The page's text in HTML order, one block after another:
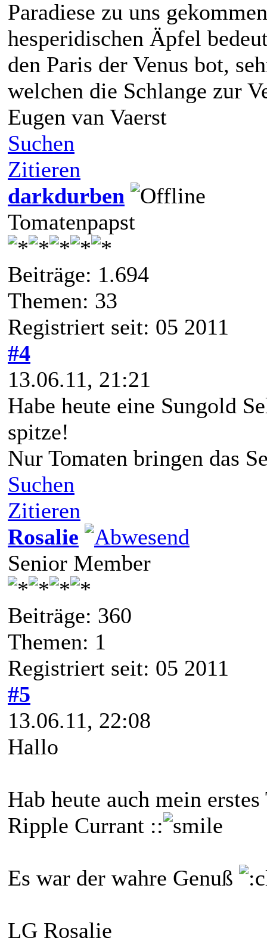
Paradiese zu uns
hesperidischen Äpfel
den Paris der Venus bot,
welchen die Schlange zur
Eugen van Vaerst
Suchen
Zitieren
darkdurben
Tomatenpapst
Beiträge: 1.694
Themen: 33
Registriert seit: 05 2011
#4
13.06.11, 21:21
Habe heute eine Sungold
spitze!
Nur Tomaten bringen das
Suchen
Zitieren
Rosalie
Senior Member
Beiträge: 360
Themen: 1
Registriert seit: 05 2011
#5
13.06.11, 22:08
Hallo
Hab heute auch mein
Ripple Currant ::
Es war der wahre Genuß
LG Rosalie